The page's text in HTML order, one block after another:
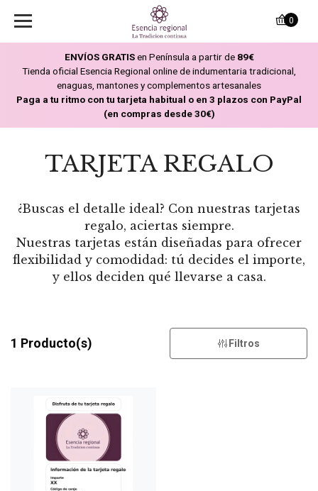
ENVÍOS GRATISen Península a partir de 89€
Tienda oficial Esencia Regional online de indumentaria tradicional,
enaguas, mantones y complementos artesanales
Paga a tu ritmo con tu tarjeta habitual o en 3 plazos con PayPal
(en compras desde 30€)
0
TARJETA REGALO
¿Buscas el detalle ideal? Con nuestras tarjetas
regalo, aciertas siempre.
Nuestras tarjetas están diseñadas para ofrecer
flexibilidad y comodidad: tú decides el importe,
y ellos deciden qué llevarse a casa.
1 Producto(s) Filtros